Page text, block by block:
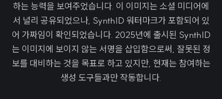
하는 능력을 보여주었습니다. 이 이미지는 소셜 미디어에
서 널리 공유되었으나, SynthID 워터마크가 포함되어 있
어 가짜임이 확인되었습니다. 2025년에 출시된 SynthID
는 이미지에 보이지 않는 서명을 삽입함으로써, 잘못된 정
보를 대비하는 것을 목표로 하고 있지만, 현재는 참여하는
생성 도구들과만 작동합니다.